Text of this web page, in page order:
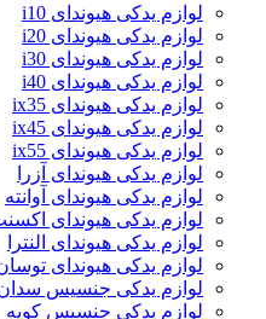
لوازم یدکی هیوندای i10
لوازم یدکی هیوندای i20
لوازم یدکی هیوندای i30
لوازم یدکی هیوندای i40
لوازم یدکی هیوندای ix35
لوازم یدکی هیوندای ix45
لوازم یدکی هیوندای ix55
لوازم یدکی هیوندای آزرا
لوازم یدکی هیوندای آوانته
لوازم یدکی هیوندای
لوازم یدکی هیوندای النترا
لوازم یدکی هیوندای
لوازم یدکی جنسیس
لوازم یدکی جنسیس کوپه